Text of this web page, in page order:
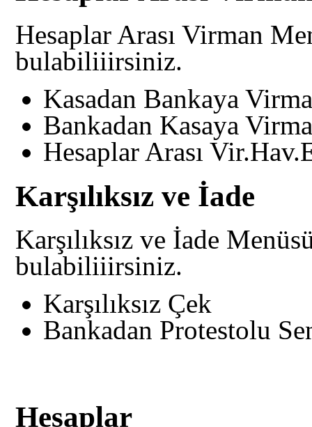
Hesaplar Arası Virman
bulabiliiirsiniz.
Kasadan Bankaya
Bankadan Kasaya
Hesaplar Arası
Karşılıksız ve İade
Karşılıksız ve İade
bulabiliiirsiniz.
Karşılıksız Çek
Bankadan Protestolu
Hesaplar